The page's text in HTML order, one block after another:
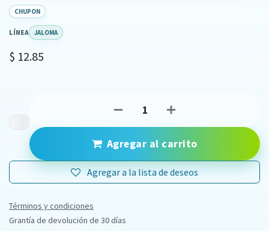
CHUPON
LÍNEA JALOMA
$ 12.85
Agregar al carrito
Agregar a la lista de deseos
Términos y condiciones
Grantía de devolución de 30 días